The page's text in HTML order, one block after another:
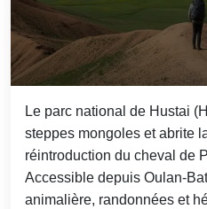
Le parc national de Hustai
steppes mongoles et abrite
réintroduction du cheval de
Accessible depuis Oulan-
animalière, randonnées et